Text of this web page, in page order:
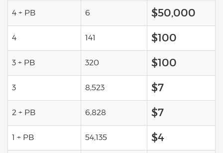
4 + PB 6 $50,000
4 141 $100
3 + PB 320 $100
3 8,523 $7
2 + PB 6,828 $7
1 + PB 54,135 $4